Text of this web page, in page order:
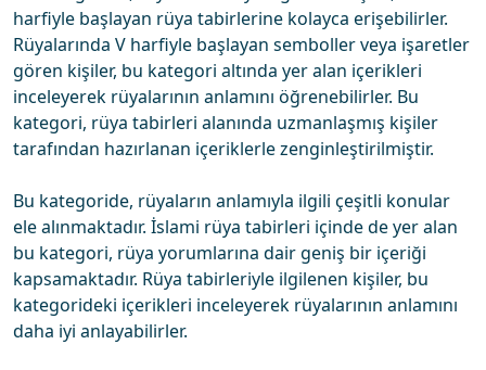
harfiyle başlayan rüya tabirlerine kolayca erişebilirler.
Rüyalarında V harfiyle başlayan semboller veya işaretler
gören kişiler, bu kategori altında yer alan içerikleri
inceleyerek rüyalarının anlamını öğrenebilirler. Bu
kategori, rüya tabirleri alanında uzmanlaşmış kişiler
tarafından hazırlanan içeriklerle zenginleştirilmiştir.
Bu kategoride, rüyaların anlamıyla ilgili çeşitli konular
ele alınmaktadır. İslami rüya tabirleri içinde de yer alan
bu kategori, rüya yorumlarına dair geniş bir içeriği
kapsamaktadır. Rüya tabirleriyle ilgilenen kişiler, bu
kategorideki içerikleri inceleyerek rüyalarının anlamını
daha iyi anlayabilirler.